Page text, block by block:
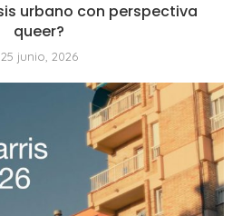
urbano con perspectiva
queer?
25 junio, 2026